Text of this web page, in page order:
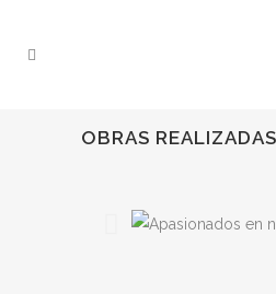
OBRAS REALIZADAS